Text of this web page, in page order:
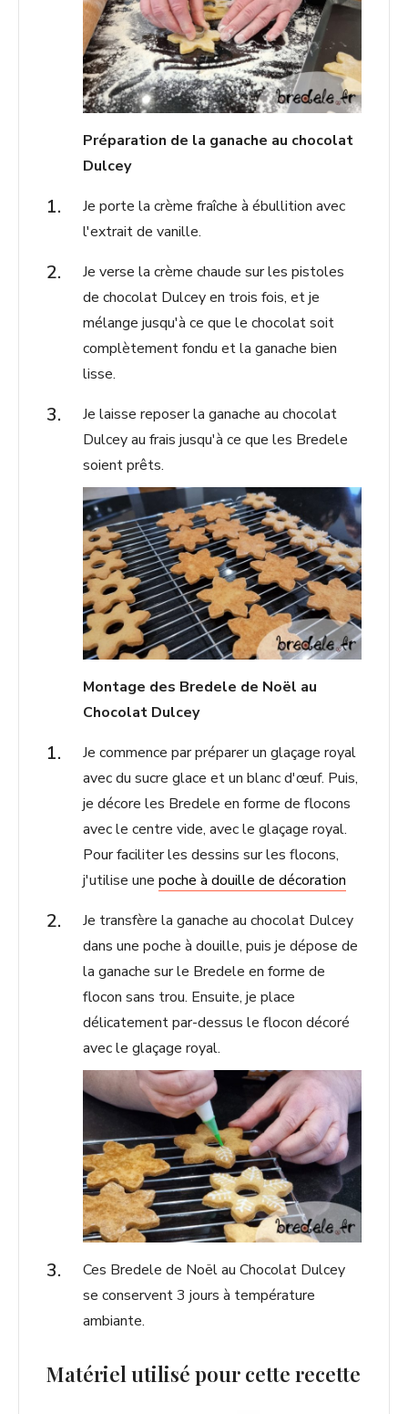
Préparation de la ganache au chocolat
Dulcey
Je porte la crème fraîche à ébullition avec
l'extrait de vanille.
Je verse la crème chaude sur les pistoles
de chocolat Dulcey en trois fois, et je
mélange jusqu'à ce que le chocolat soit
complètement fondu et la ganache bien
lisse.
Je laisse reposer la ganache au chocolat
Dulcey au frais jusqu'à ce que les Bredele
soient prêts.
Montage des Bredele de Noël au
Chocolat Dulcey
Je commence par préparer un glaçage royal
avec du sucre glace et un blanc d'œuf. Puis,
je décore les Bredele en forme de flocons
avec le centre vide, avec le glaçage royal.
Pour faciliter les dessins sur les flocons,
j'utilise une poche à douille de décoration
Je transfère la ganache au chocolat Dulcey
dans une poche à douille, puis je dépose de
la ganache sur le Bredele en forme de
flocon sans trou. Ensuite, je place
délicatement par-dessus le flocon décoré
avec le glaçage royal.
Ces Bredele de Noël au Chocolat Dulcey
se conservent 3 jours à température
ambiante.
Matériel utilisé pour cette recette